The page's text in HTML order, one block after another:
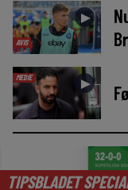
AVIS
►
MEDIE ►
TIPSBLADET